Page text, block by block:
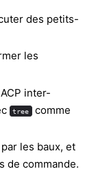
des petits-
les
inter-
tree
comme
les baux, et
de commande.